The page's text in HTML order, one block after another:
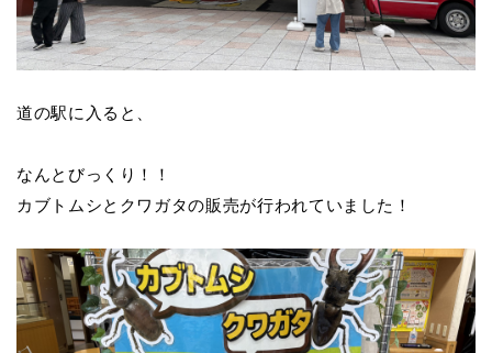
道の駅に入ると、
なんとびっくり！！
カブトムシとクワガタの販売が行われていました！